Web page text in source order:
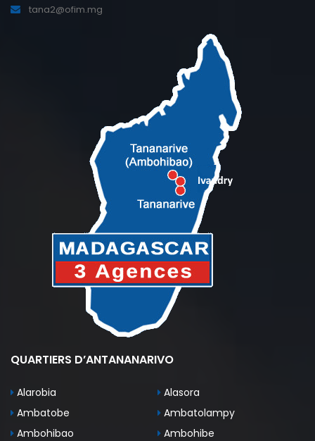
tana2@ofim.mg
QUARTIERS D’ANTANANARIVO
Alarobia
Alasora
Ambatobe
Ambatolampy
Ambohibao
Ambohibe